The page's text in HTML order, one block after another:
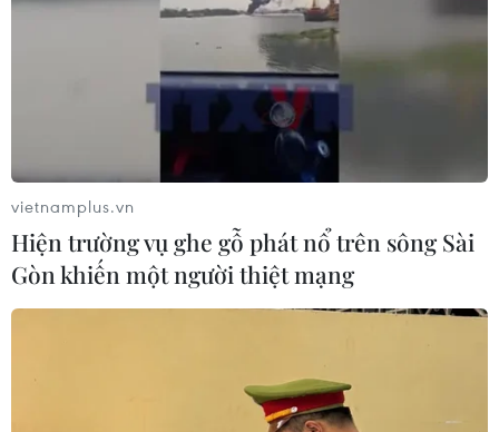
hóa bản sắc dân tộc Mường, hòa mình vào thiên nhiên,
trải nghiệm trò chơi dân gian và hoạt động thú vị trên
mặt nước, thưởng thức ẩm thực Mường.
vietnamplus.vn
Hiện trường vụ ghe gỗ phát nổ trên sông Sài
Gòn khiến một người thiệt mạng